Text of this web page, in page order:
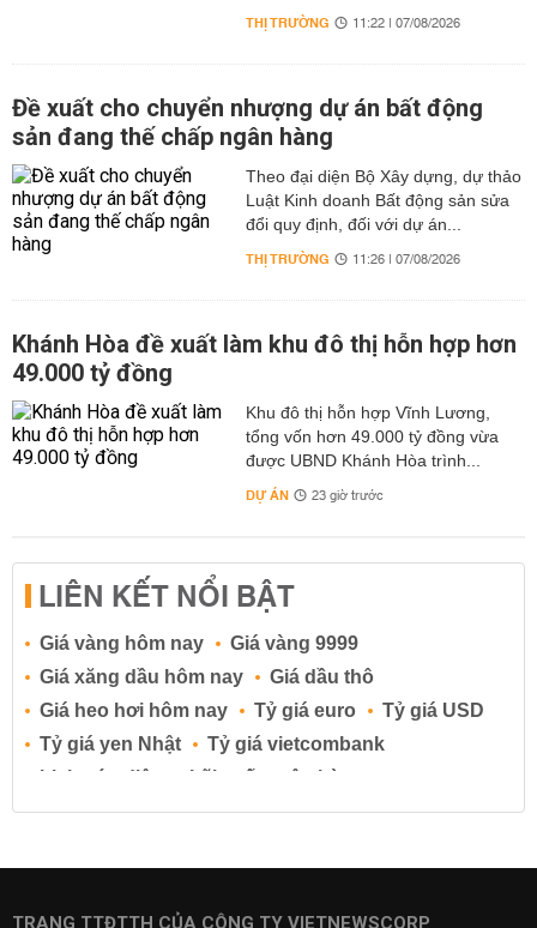
THỊ TRƯỜNG 11:22 | 07/08/2026
Đề xuất cho chuyển nhượng dự án bất động
sản đang thế chấp ngân hàng
Theo đại diện Bộ Xây dựng, dự thảo
Luật Kinh doanh Bất động sản sửa
đổi quy định, đối với dự án...
THỊ TRƯỜNG 11:26 | 07/08/2026
Khánh Hòa đề xuất làm khu đô thị hỗn hợp hơn
49.000 tỷ đồng
Khu đô thị hỗn hợp Vĩnh Lương,
tổng vốn hơn 49.000 tỷ đồng vừa
được UBND Khánh Hòa trình...
DỰ ÁN 23 giờ trước
LIÊN KẾT NỔI BẬT
Giá vàng hôm nay
Giá vàng 9999
Giá xăng dầu hôm nay
Giá dầu thô
Giá heo hơi hôm nay
Tỷ giá euro
Tỷ giá USD
Tỷ giá yen Nhật
Tỷ giá vietcombank
Lịch cúp điện
Lãi suất ngân hàng
Lãi suất tiết kiệm
Lãi suất tiền gửi
Lãi suất ngân hàng BIDV
TRANG TTĐTTH CỦA CÔNG TY VIETNEWSCORP